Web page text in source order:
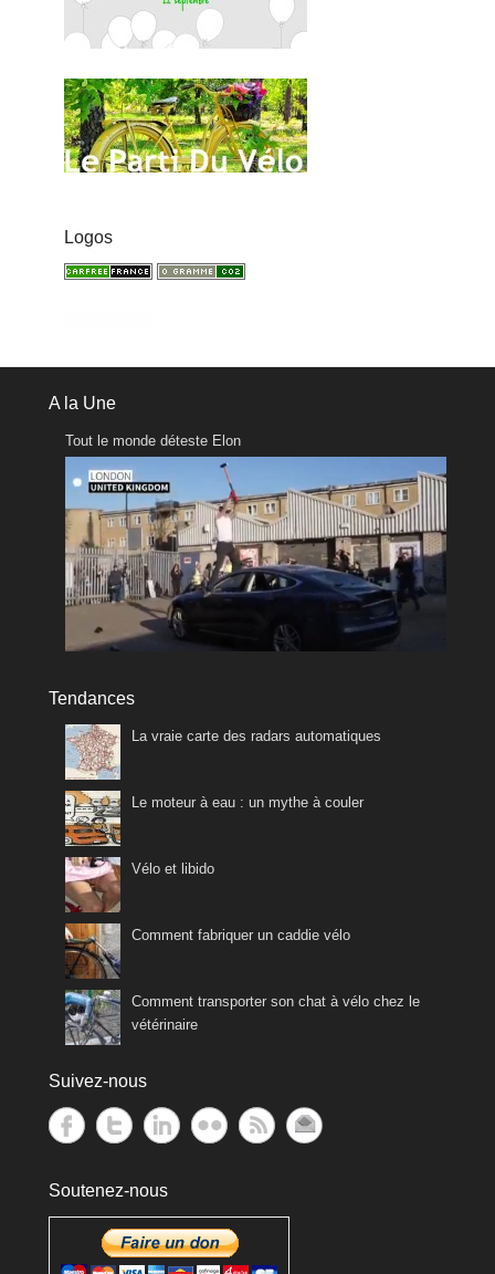
Logos
A la Une
Tout le monde déteste Elon
Tendances
La vraie carte des radars automatiques
Le moteur à eau : un mythe à couler
Vélo et libido
Comment fabriquer un caddie vélo
Comment transporter son chat à vélo chez le
vétérinaire
Suivez-nous
Soutenez-nous